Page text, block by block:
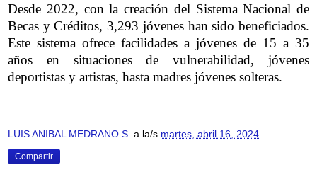
Desde 2022, con la creación del Sistema Nacional de
Becas y Créditos, 3,293 jóvenes han sido beneficiados.
Este sistema ofrece facilidades a jóvenes de 15 a 35
años en situaciones de vulnerabilidad, jóvenes
deportistas y artistas, hasta madres jóvenes solteras.
LUIS ANIBAL MEDRANO S. a la/s martes, abril 16, 2024
Compartir